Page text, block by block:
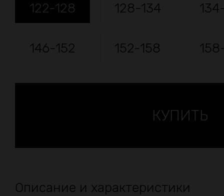
122-128 128-134
146-152 152-158
Описание и характеристики